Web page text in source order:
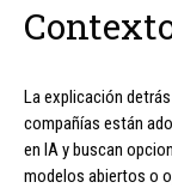
La explicación
compañías están
en IA y buscan
modelos abiertos o